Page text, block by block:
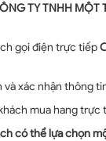
TY TNHH MỘT
gọi điện trực tiếp
và xác nhận thông
mua hang trực
có thể lựa chọn